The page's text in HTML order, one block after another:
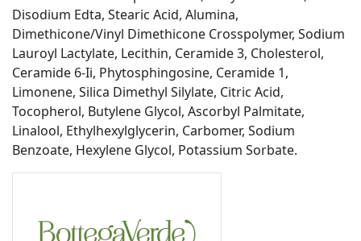
Disodium Edta, Stearic Acid, Alumina,
Dimethicone/Vinyl Dimethicone Crosspolymer, Sodium
Lauroyl Lactylate, Lecithin, Ceramide 3, Cholesterol,
Ceramide 6-Ii, Phytosphingosine, Ceramide 1,
Limonene, Silica Dimethyl Silylate, Citric Acid,
Tocopherol, Butylene Glycol, Ascorbyl Palmitate,
Linalool, Ethylhexylglycerin, Carbomer, Sodium
Benzoate, Hexylene Glycol, Potassium Sorbate.